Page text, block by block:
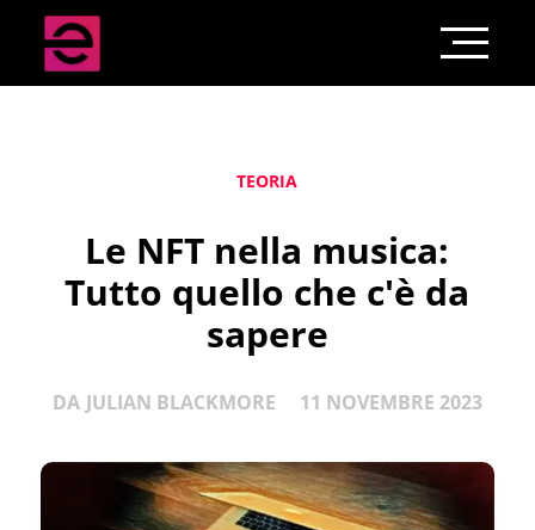
TEORIA
Le NFT nella musica:
Tutto quello che c'è da
sapere
DA JULIAN BLACKMORE 11 NOVEMBRE 2023